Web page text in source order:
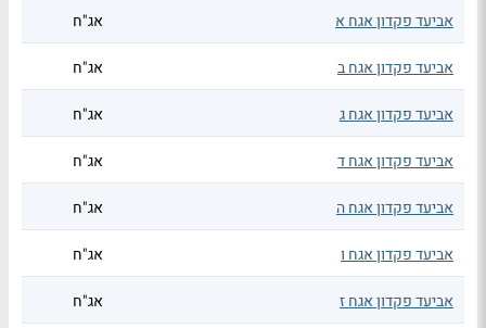
אביעד פקדון אגח א
אג"ח
אביעד פקדון אגח ב אג"ח
אביעד פקדון אגח ג אג"ח
אביעד פקדון אגח ד אג"ח
אביעד פקדון אגח ה אג"ח
אביעד פקדון אגח ו אג"ח
אביעד פקדון אגח ז אג"ח